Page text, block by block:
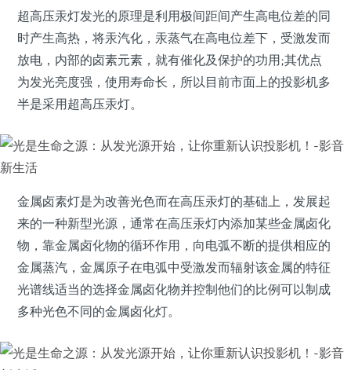
超高压汞灯发光的原理是利用极间距间产生高电位差的同
时产生高热，将汞汽化，汞蒸气在高电位差下，受激发而
放电，内部的卤素元素，就有催化及保护的功用;其优点
为发光亮度强，使用寿命长，所以目前市面上的投影机多
半是采用超高压汞灯。
金属卤素灯是为改善光色而在高压汞灯的基础上，发展起
来的一种新型光源，通常在高压汞灯内添加某些金属卤化
物，靠金属卤化物的循环作用，向电弧不断的提供相应的
金属蒸汽，金属原子在电弧中受激发而辐射该金属的特征
光谱线适当的选择金属卤化物并控制他们的比例可以制成
多种光色不同的金属卤化灯。